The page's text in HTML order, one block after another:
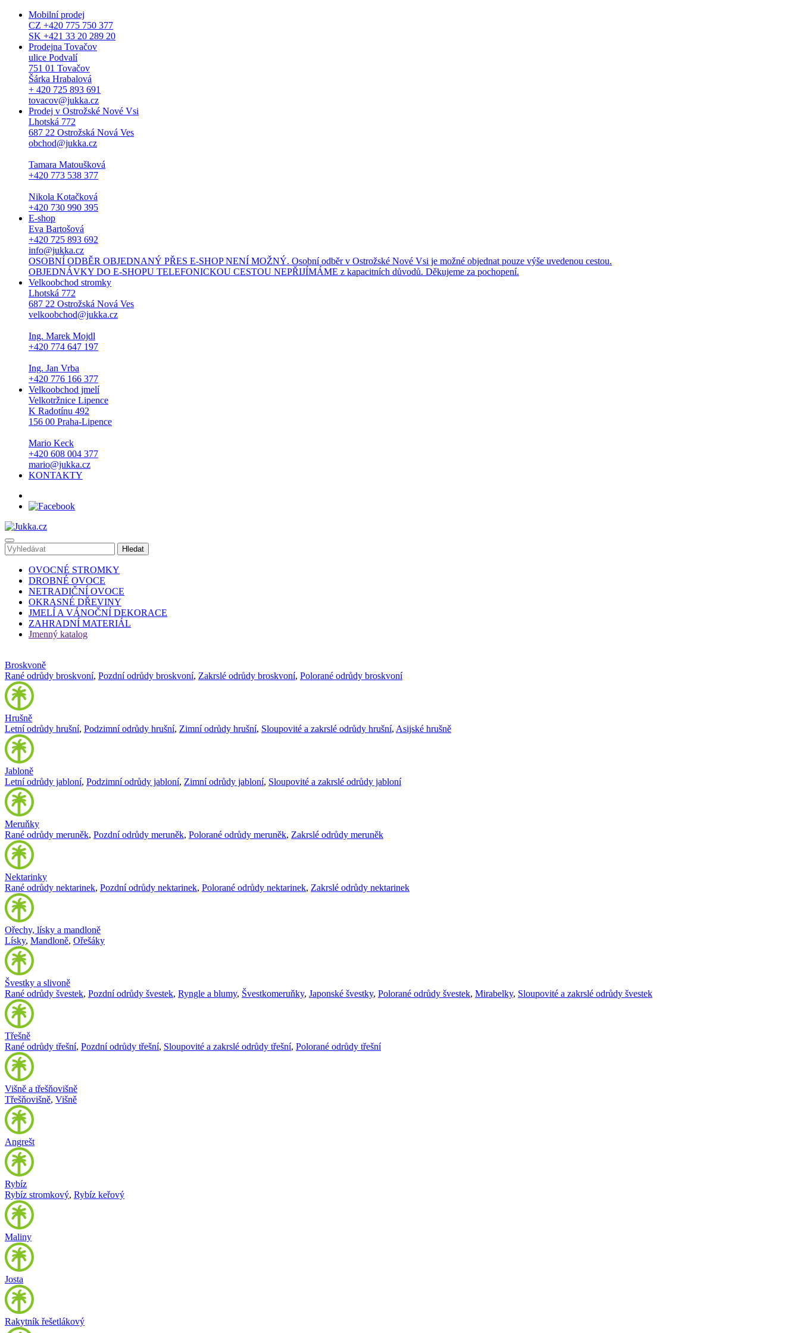
Mobilní prodej
CZ +420 775 750 377
SK +421 33 20 289 20
Prodejna Tovačov
ulice Podvalí
751 01 Tovačov
Šárka Hrabalová
+ 420 725 893 691
tovacov@jukka.cz
Prodej v Ostrožské Nové Vsi
Lhotská 772
687 22 Ostrožská Nová Ves
obchod@jukka.cz
Tamara Matoušková
+420 773 538 377
Nikola Kotačková
+420 730 990 395
E-shop
Eva Bartošová
+420 725 893 692
info@jukka.cz
OSOBNÍ ODBĚR OBJEDNANÝ PŘES E-SHOP NENÍ MOŽNÝ. Osobní odběr v Ostrožské Nové Vsi je možné objednat pouze výše uvedenou cestou.
OBJEDNÁVKY DO E-SHOPU TELEFONICKOU CESTOU NEPŘIJÍMÁME z kapacitních důvodů. Děkujeme za pochopení.
Velkoobchod stromky
Lhotská 772
687 22 Ostrožská Nová Ves
velkoobchod@jukka.cz
Ing. Marek Mojdl
+420 774 647 197
Ing. Jan Vrba
+420 776 166 377
Velkoobchod jmelí
Velkotržnice Lipence
K Radotínu 492
156 00 Praha-Lipence
Mario Keck
+420 608 004 377
mario@jukka.cz
KONTAKTY
OVOCNÉ STROMKY
DROBNÉ OVOCE
NETRADIČNÍ OVOCE
OKRASNÉ DŘEVINY
JMELÍ A VÁNOČNÍ DEKORACE
ZAHRADNÍ MATERIÁL
Jmenný katalog
Broskvoně
Rané odrůdy broskvoní, Pozdní odrůdy broskvoní, Zakrslé odrůdy broskvoní, Polorané odrůdy broskvoní
Hrušně
Letní odrůdy hrušní, Podzimní odrůdy hrušní, Zimní odrůdy hrušní, Sloupovité a zakrslé odrůdy hrušní, Asijské hrušně
Jabloně
Letní odrůdy jabloní, Podzimní odrůdy jabloní, Zimní odrůdy jabloní, Sloupovité a zakrslé odrůdy jabloní
Meruňky
Rané odrůdy meruněk, Pozdní odrůdy meruněk, Polorané odrůdy meruněk, Zakrslé odrůdy meruněk
Nektarinky
Rané odrůdy nektarinek, Pozdní odrůdy nektarinek, Polorané odrůdy nektarinek, Zakrslé odrůdy nektarinek
Ořechy, lísky a mandloně
Lísky, Mandloně, Ořešáky
Švestky a slivoně
Rané odrůdy švestek, Pozdní odrůdy švestek, Ryngle a blumy, Švestkomeruňky, Japonské švestky, Polorané odrůdy švestek, Mirabelky, Sloupovité a zakrslé odrůdy švestek
Třešně
Rané odrůdy třešní, Pozdní odrůdy třešní, Sloupovité a zakrslé odrůdy třešní, Polorané odrůdy třešní
Višně a třešňovišně
Třešňovišně, Višně
Angrešt
Rybíz
Rybíz stromkový, Rybíz keřový
Maliny
Josta
Rakytník řešetlákový